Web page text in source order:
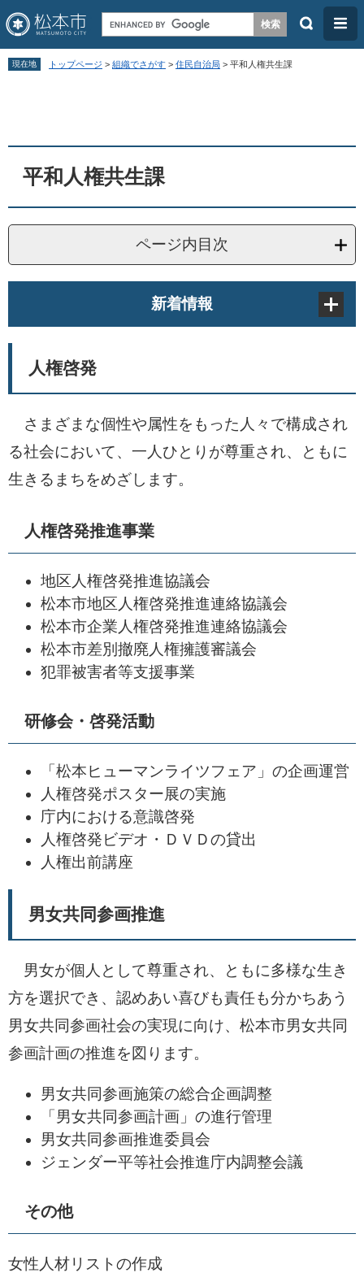
ペ
先
メ
を
本
検
メ
ニ
現在地 トップページ > 組織でさがす > 住民自治局 > 平和人権共生課
平和人権共生課
ページ内目次
新着情報
人権啓発
さまざまな個性や属性をもった人々で構成され
る社会において、一人ひとりが尊重され、ともに
生きるまちをめざします。
人権啓発推進事業
地区人権啓発推進協議会
松本市地区人権啓発推進連絡協議会
松本市企業人権啓発推進連絡協議会
松本市差別撤廃人権擁護審議会
犯罪被害者等支援事業
研修会・啓発活動
「松本ヒューマンライツフェア」の企画運営
人権啓発ポスター展の実施
庁内における意識啓発
人権啓発ビデオ・ＤＶＤの貸出
人権出前講座
男女共同参画推進
男女が個人として尊重され、ともに多様な生き
方を選択でき、認めあい喜びも責任も分かちあう
男女共同参画社会の実現に向け、松本市男女共同
参画計画の推進を図ります。
男女共同参画施策の総合企画調整
「男女共同参画計画」の進行管理
男女共同参画推進委員会
ジェンダー平等社会推進庁内調整会議
その他
女性人材リストの作成